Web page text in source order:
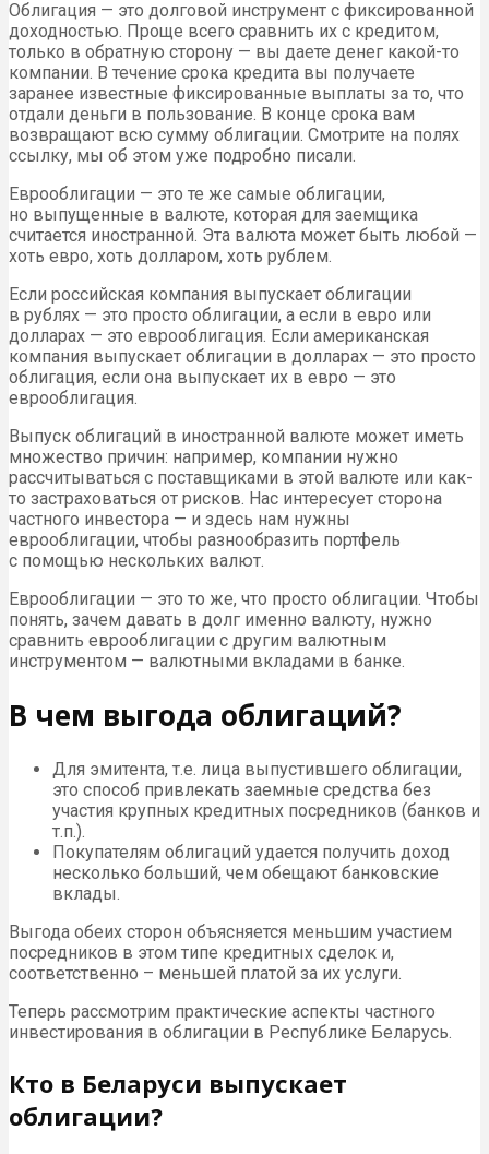
Облигация — это долговой инструмент с фиксированной
доходностью. Проще всего сравнить их с кредитом,
только в обратную сторону — вы даете денег какой-то
компании. В течение срока кредита вы получаете
заранее известные фиксированные выплаты за то, что
отдали деньги в пользование. В конце срока вам
возвращают всю сумму облигации. Смотрите на полях
ссылку, мы об этом уже подробно писали.
Еврооблигации — это те же самые облигации,
но выпущенные в валюте, которая для заемщика
считается иностранной. Эта валюта может быть любой —
хоть евро, хоть долларом, хоть рублем.
Если российская компания выпускает облигации
в рублях — это просто облигации, а если в евро или
долларах — это еврооблигация. Если американская
компания выпускает облигации в долларах — это просто
облигация, если она выпускает их в евро — это
еврооблигация.
Выпуск облигаций в иностранной валюте может иметь
множество причин: например, компании нужно
рассчитываться с поставщиками в этой валюте или как-
то застраховаться от рисков. Нас интересует сторона
частного инвестора — и здесь нам нужны
еврооблигации, чтобы разнообразить портфель
с помощью нескольких валют.
Еврооблигации — это то же, что просто облигации. Чтобы
понять, зачем давать в долг именно валюту, нужно
сравнить еврооблигации с другим валютным
инструментом — валютными вкладами в банке.
В чем выгода облигаций?
Для эмитента, т.е. лица выпустившего облигации,
это способ привлекать заемные средства без
участия крупных кредитных посредников (банков и
т.п.).
Покупателям облигаций удается получить доход
несколько больший, чем обещают банковские
вклады.
Выгода обеих сторон объясняется меньшим участием
посредников в этом типе кредитных сделок и,
соответственно – меньшей платой за их услуги.
Теперь рассмотрим практические аспекты частного
инвестирования в облигации в Республике Беларусь.
Кто в Беларуси выпускает
облигации?